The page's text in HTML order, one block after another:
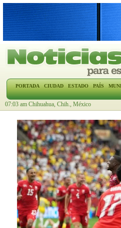
PORTADA CIUDAD ESTADO PAÍS
07:03 am Chihuahua, Chih., México